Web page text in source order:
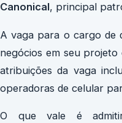
Canonical, principal
A vaga para o cargo de
negócios em seu projeto
atribuições da vaga
operadoras de celular
O que vale é